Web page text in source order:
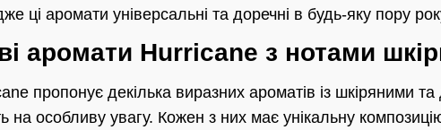
ці аромати універсальні та доречні в будь-яку пору
аромати Hurricane з нотами
пропонує декілька виразних ароматів із шкіряними
на особливу увагу. Кожен з них має унікальну